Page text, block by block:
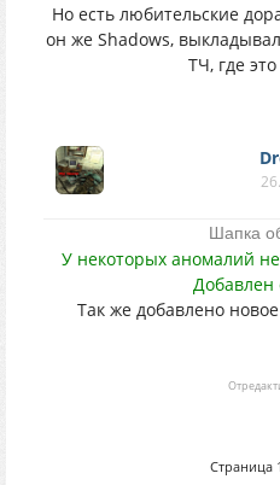
Но есть любительские
он же Shadows,
ТЧ, где
Шапка
У некоторых аномалий
Добавлен
Так же добавлено
Страница 1